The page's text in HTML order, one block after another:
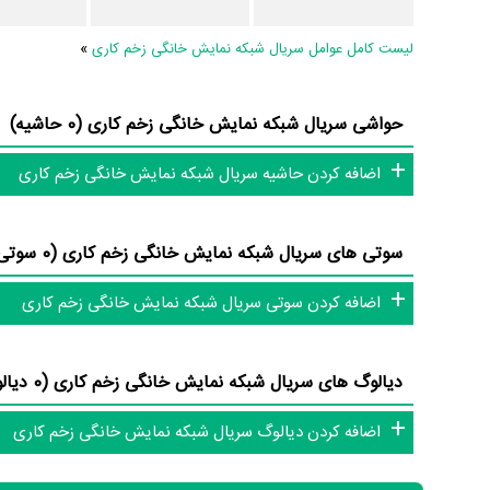
اطلاعات سریال زخم کاری
پرداخته‌اند. در داده‌کاوی و تحلیل ابر کلیدواژه‌ها بررسی‌های
داستان، دوم، مالک و مهدویان.
سریال زخم کاری و نقد سریال زخم کاری هنوز موردی ثبت نشده
دایرة‌المعارف آنلاین و بانک اطلاعات هنرمندان و آثار سینما،
لیست کامل عوامل سریال شبکه نمایش خانگی زخم کاری»
حواشی سریال شبکه نمایش خانگی زخم کاری (0 حاشیه)
اضافه کردن حاشیه سریال شبکه نمایش خانگی زخم کاری
سوتی های سریال شبکه نمایش خانگی زخم کاری (0 سوتی)
اضافه کردن سوتی سریال شبکه نمایش خانگی زخم کاری
دیالوگ های سریال شبکه نمایش خانگی زخم کاری (0 دیالوگ)
اضافه کردن دیالوگ سریال شبکه نمایش خانگی زخم کاری